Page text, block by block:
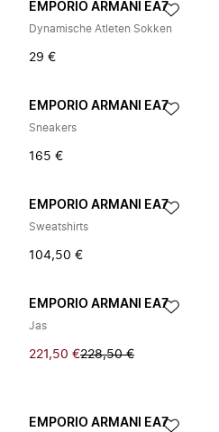
EMPORIO ARMANI EA7
Dynamische Atleten Sokken
29 €
EMPORIO ARMANI EA7
Sneakers
165 €
EMPORIO ARMANI EA7
Sweatshirts
104,50 €
EMPORIO ARMANI EA7
Jas
221,50 €228,50 €
EMPORIO ARMANI EA7